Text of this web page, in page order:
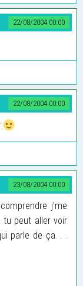
22/08/2004 00:00
22/08/2004 00:00
23/08/2004 00:00
j’me
peut aller voir
parle de ça. . .